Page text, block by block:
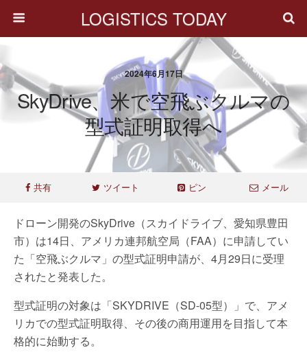
LOGISTICS TODAY
2024年6月17日
SkyDrive、米で空飛ぶクルマの
型式証明取得へ
共有 ツイート ピン メール
ドローン開発のSkyDrive（スカイドライブ、愛知県豊田
市）は14日、アメリカ連邦航空局（FAA）に申請してい
た「空飛ぶクルマ」の型式証明申請が、4月29日に受理
されたと発表した。
型式証明の対象は「SKYDRIVE（SD-05型）」で、アメ
リカでの型式証明取得、その後の商用運用を目指して本
格的に始動する。